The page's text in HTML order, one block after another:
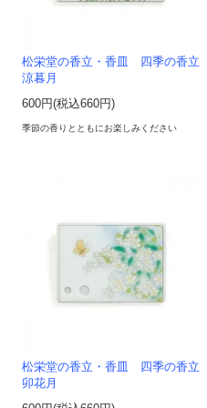
松栄堂の香立・香皿 四季の香立
涼暮月
600円(税込660円)
季節の香りとともにお楽しみください
松栄堂の香立・香皿 四季の香立
卯花月